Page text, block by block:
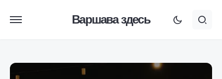
Варшава здесь